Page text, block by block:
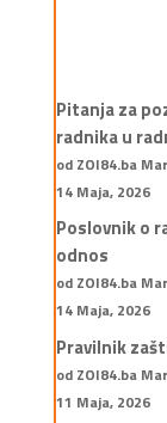
Pitanja za
radnika u
od ZOI84.ba
14 Maja, 2026
Poslovnik o
odnos
od ZOI84.ba
14 Maja, 2026
Pravilnik
od ZOI84.ba
11 Maja, 2026